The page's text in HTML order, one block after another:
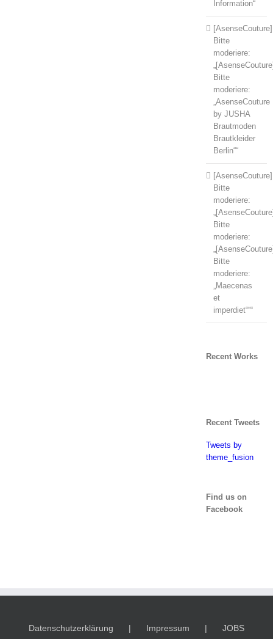
Information“
[AsenseCouture]
Bitte
moderiere:
Bitte
moderiere:
„AsenseCouture
by JUSHA
Brautmoden
Brautkleider
Berlin““
[AsenseCouture]
Bitte
moderiere:
Bitte
moderiere:
Bitte
moderiere:
„Maecenas
et
imperdiet“““
Recent Works
Recent Tweets
Tweets by
theme_fusion
Find us on
Facebook
Datenschutzerklärung Impressum JOBS